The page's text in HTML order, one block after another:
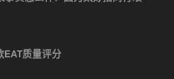
EAT质量评分